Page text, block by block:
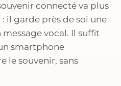
connecté va plus
il garde près de soi une
vocal. Il suffit
smartphone
le souvenir, sans